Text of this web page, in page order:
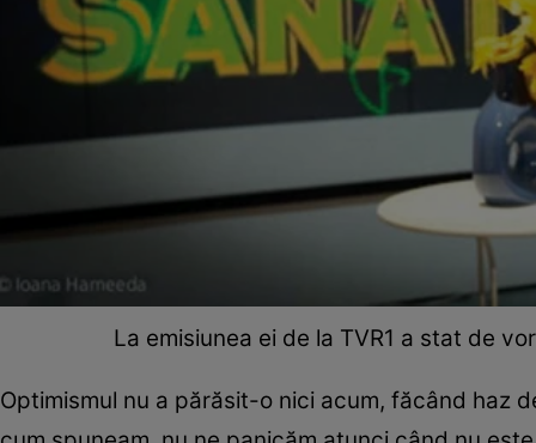
La emisiunea ei de la TVR1 a stat de
Optimismul nu a părăsit-o nici acum, făcând haz